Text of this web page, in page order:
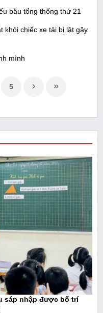
bầu tổng thống thứ 21
khỏi chiếc xe tải bị lật gây
mình
5
sáp nhập được bố trí